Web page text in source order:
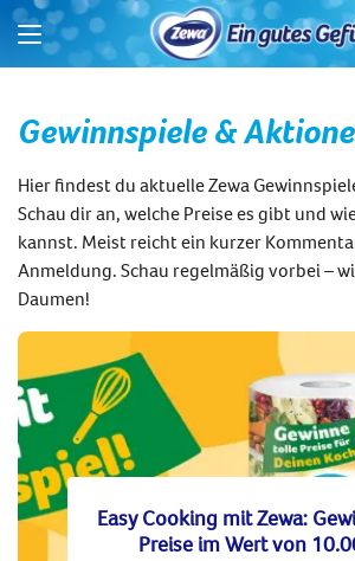
Gewinnspiele &
Hier findest du aktuelle Zewa
Schau dir an, welche Preise es gibt und
kannst. Meist reicht ein kurzer
Anmeldung. Schau regelmäßig vorbei –
Daumen!
Easy Cooking mit Zewa:
Preise im Wert von